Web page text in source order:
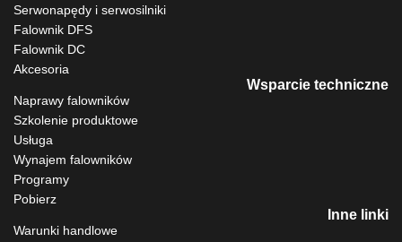
Serwonapędy i serwosilniki
Falownik DFS
Falownik DC
Akcesoria
Wsparcie techniczne
Naprawy falowników
Szkolenie produktowe
Usługa
Wynajem falowników
Programy
Pobierz
Inne linki
Warunki handlowe